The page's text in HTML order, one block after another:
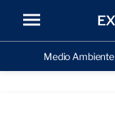
Medio Ambiente